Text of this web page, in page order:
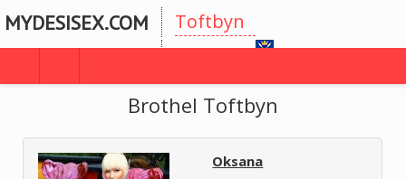
MYDESISEX.COM
Toftbyn
Dalarnas
Brothel Toftbyn
Oksana